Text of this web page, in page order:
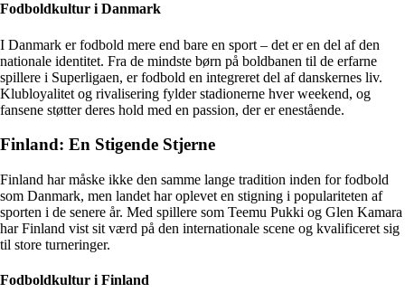
Fodboldkultur i Danmark
I Danmark er fodbold mere end bare en sport – det er en del af den
nationale identitet. Fra de mindste børn på boldbanen til de erfarne
spillere i Superligaen, er fodbold en integreret del af danskernes liv.
Klubloyalitet og rivalisering fylder stadionerne hver weekend, og
fansene støtter deres hold med en passion, der er enestående.
Finland: En Stigende Stjerne
Finland har måske ikke den samme lange tradition inden for fodbold
som Danmark, men landet har oplevet en stigning i populariteten af
sporten i de senere år. Med spillere som Teemu Pukki og Glen Kamara
har Finland vist sit værd på den internationale scene og kvalificeret sig
til store turneringer.
Fodboldkultur i Finland